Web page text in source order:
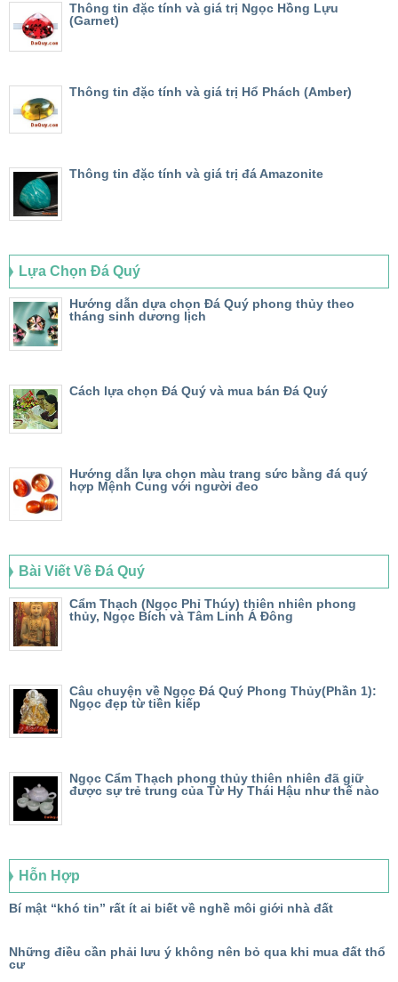
Thông tin đặc tính và giá trị Ngọc Hồng Lựu
(Garnet)
Thông tin đặc tính và giá trị Hổ Phách (Amber)
Thông tin đặc tính và giá trị đá Amazonite
Lựa Chọn Đá Quý
Hướng dẫn dựa chọn Đá Quý phong thủy theo
tháng sinh dương lịch
Cách lựa chọn Đá Quý và mua bán Đá Quý
Hướng dẫn lựa chọn màu trang sức bằng đá quý
hợp Mệnh Cung với người đeo
Bài Viết Về Đá Quý
Cẩm Thạch (Ngọc Phỉ Thúy) thiên nhiên phong
thủy, Ngọc Bích và Tâm Linh Á Đông
Câu chuyện về Ngọc Đá Quý Phong Thủy(Phần 1):
Ngọc đẹp từ tiền kiếp
Ngọc Cẩm Thạch phong thủy thiên nhiên đã giữ
được sự trẻ trung của Từ Hy Thái Hậu như thế nào
Hỗn Hợp
Bí mật “khó tin” rất ít ai biết về nghề môi giới nhà đất
Những điều cần phải lưu ý không nên bỏ qua khi mua đất thổ
cư